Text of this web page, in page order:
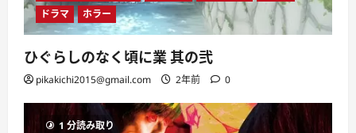
ドラマ
ホラー
ひぐらしのなく頃に業 其の弐
pikakichi2015@gmail.com 2年前 0
1 分読み取り